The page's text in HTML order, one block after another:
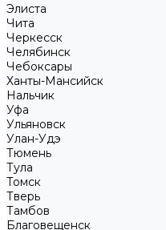
Элиста
Чита
Черкесск
Челябинск
Чебоксары
Ханты-Мансийск
Нальчик
Уфа
Ульяновск
Улан-Удэ
Тюмень
Тула
Томск
Тверь
Тамбов
Благовещенск